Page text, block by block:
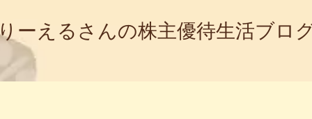
ーえるさんの株主優待生活ブロ